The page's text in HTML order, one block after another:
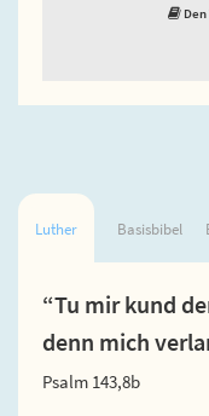
Luther Basisbibel
“Tu mir kund
denn mich
Psalm 143,8b